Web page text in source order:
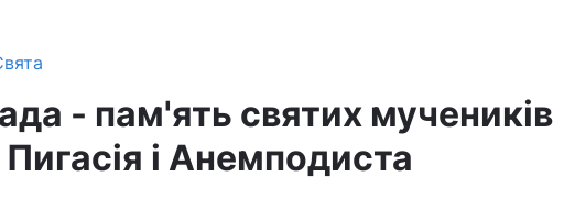
- пам'ять святих мучеників
і Анемподиста